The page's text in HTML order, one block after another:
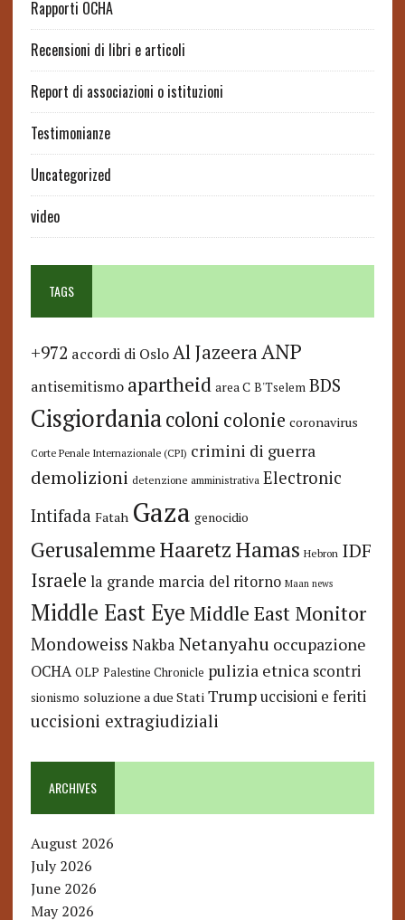
Rapporti OCHA
Recensioni di libri e articoli
Report di associazioni o istituzioni
Testimonianze
Uncategorized
video
TAGS
+972 accordi di Oslo Al JazeeraANP
antisemitismo apartheid area C B'Tselem BDS
Cisgiordaniacoloni colonie coronavirus
Corte Penale Internazionale (CPI) crimini di guerra
demolizioni detenzione amministrativa Electronic
Intifada Fatah Gaza genocidio
GerusalemmeHaaretzHamas Hebron IDF
Israele la grande marcia del ritorno Maan news
Middle East Eye Middle East Monitor
Mondoweiss Nakba Netanyahu occupazione
OCHA OLP Palestine Chronicle pulizia etnica scontri
sionismo soluzione a due Stati Trump uccisioni e feriti
uccisioni extragiudiziali
ARCHIVES
August 2026
July 2026
June 2026
May 2026